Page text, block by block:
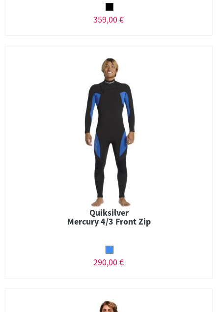
359,00 €
Quiksilver
Mercury 4/3 Front Zip
290,00 €